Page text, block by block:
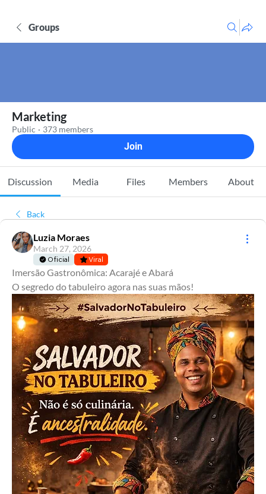
Groups
Marketing
Public · 373 members
Join
Discussion Media Files Members About
Back
Luzia Moraes
March 27, 2026
Oficial Viral
Imersão Gastronômica: Acarajé e Abará
O segredo do tabuleiro agora nas suas mãos!